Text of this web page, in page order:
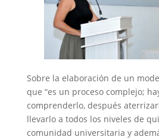
Sobre la elaboración de un
que “es un proceso complejo;
comprenderlo, después
llevarlo a todos los niveles de
comunidad universitaria y